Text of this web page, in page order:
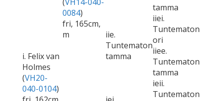
i. Felix van
Holmes
(VH20-
040-0104)
0084)
fri, 165cm,
m
tamma
iie.
Tuntematon
tamma
iiei.
Tuntematon
ori
iiee.
Tuntematon
tamma
ieii.
Tuntematon